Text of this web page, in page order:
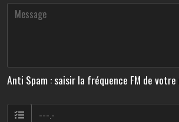
Anti Spam : saisir la fréquence FM de votre